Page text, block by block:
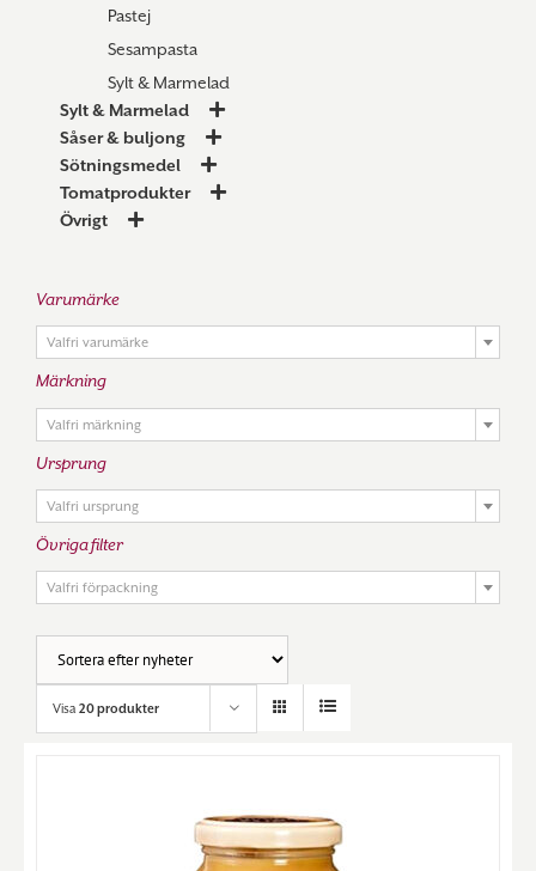
Visa 20 produkter
Pastej
Sesampasta
Sylt & Marmelad
Sylt & Marmelad
Såser & buljong
Sötningsmedel
Tomatprodukter
Övrigt
Varumärke
Valfri varumärke
Märkning
Valfri märkning
Ursprung
Valfri ursprung
Övriga filter
Valfri förpackning